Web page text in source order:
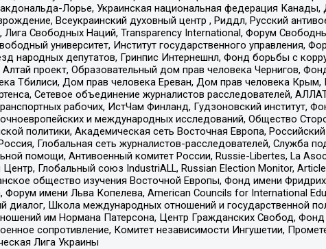
Лорье, Украинская национальная федерация Канады,
Всеукраинский духовный центр , Риддл, Русский
Свободных Наций, Transparеncy International, Форум
университет, Институт государственного управления,
народных депутатов, Гринпис Интернешнл, Фонд борьбы с
проект, Образовательный дом прав человека Чернигов,
Тбилиси, Дом прав человека Ереван, Дом прав человека Крым,
Сетевое объединение журналистов расследователей,
рабочих, ИстЧам Финланд, Гудзоновский институт,
и международных исследований, Общество
политики, Академическая сеть Восточная Европа,
Глобальная сеть журналистов-расследователей, Служба
помощи, Антивоенный комитет России, Russie-Libertes, La
Глобальный союз IndustriALL, Russian Election Monitor,
общество изучения Восточной Европы, Фонд имени
имени Льва Копелева, American Councils for International
Школа международных отношений и государственной
им Нормана Патерсона, Центр Гражданских Свобод,
сопротивление, Комитет независимости Ингушетии,
Лига Украины